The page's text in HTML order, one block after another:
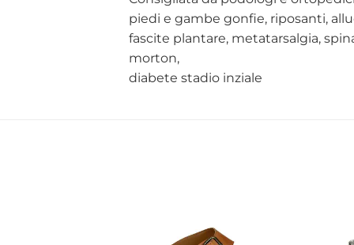
piedi e gambe gonfie, riposanti,
fascite plantare, metatarsalgia,
morton,
diabete stadio inziale